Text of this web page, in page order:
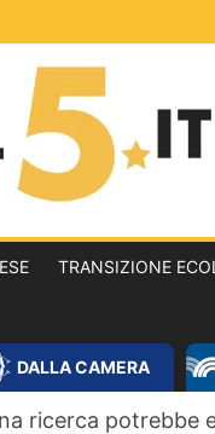
IL5.IT
libera
per
TRANSIZIONE
DALLA CAMERA
ricerca potrebbe